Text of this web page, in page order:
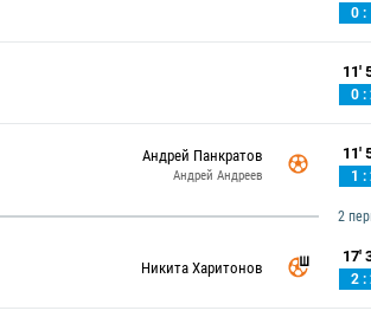
0 :
11'
0 :
Андрей Панкратов
Андрей Андреев
11'
1 :
2
Никита Харитонов
17'
2 :